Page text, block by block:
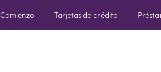
Comienzo Tarjetas de crédito